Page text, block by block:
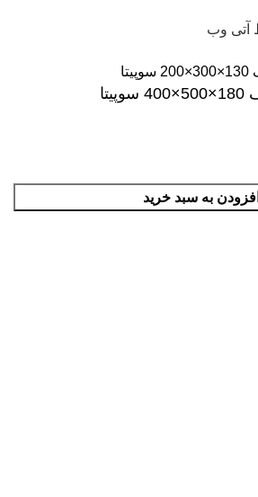
آتی وب
افزودن به سبد خرید